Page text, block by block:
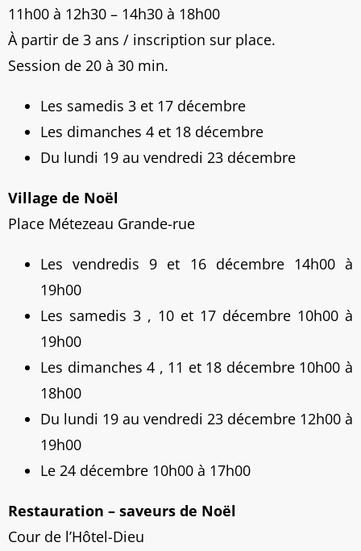
11h00 à 12h30 – 14h30 à 18h00
À partir de 3 ans / inscription sur place.
Session de 20 à 30 min.
Les samedis 3 et 17 décembre
Les dimanches 4 et 18 décembre
Du lundi 19 au vendredi 23 décembre
Village de Noël
Place Métezeau Grande-rue
Les vendredis 9 et 16 décembre 14h00 à
19h00
Les samedis 3 , 10 et 17 décembre 10h00 à
19h00
Les dimanches 4 , 11 et 18 décembre 10h00 à
18h00
Du lundi 19 au vendredi 23 décembre 12h00 à
19h00
Le 24 décembre 10h00 à 17h00
Restauration – saveurs de Noël
Cour de l’Hôtel-Dieu